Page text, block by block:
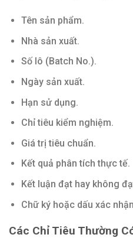
Tên sản phẩm.
Nhà sản xuất.
Số lô (Batch No.).
Ngày sản xuất.
Hạn sử dụng.
Chỉ tiêu kiểm nghiệm.
Giá trị tiêu chuẩn.
Kết quả phân tích thực tế.
Kết luận đạt hay không
Chữ ký hoặc dấu xác
Các Chỉ Tiêu Thường